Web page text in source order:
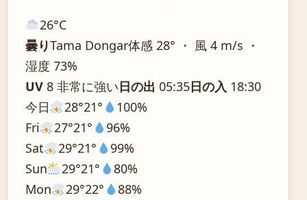
26°C
曇りTama Dongar体感 28° ・ 風 4 m/s ・
湿度 73%
UV 8 非常に強い日の出 05:35日の入 18:30
今日
28°21°
100%
Fri
27°21°
96%
Sat
29°21°
99%
Sun
29°21°
80%
Mon
29°22°
88%